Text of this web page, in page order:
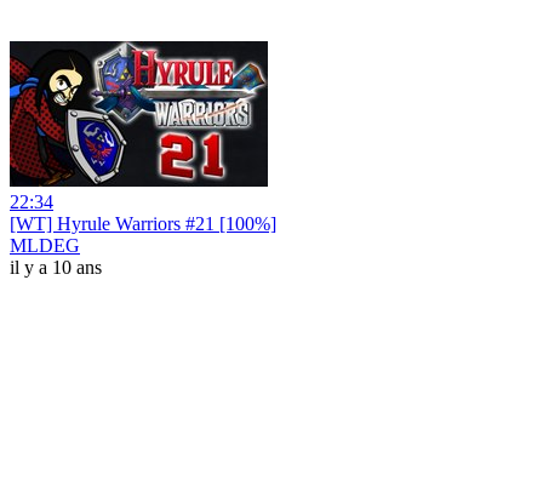
22:34
[WT] Hyrule Warriors #21 [100%]
MLDEG
il y a 10 ans